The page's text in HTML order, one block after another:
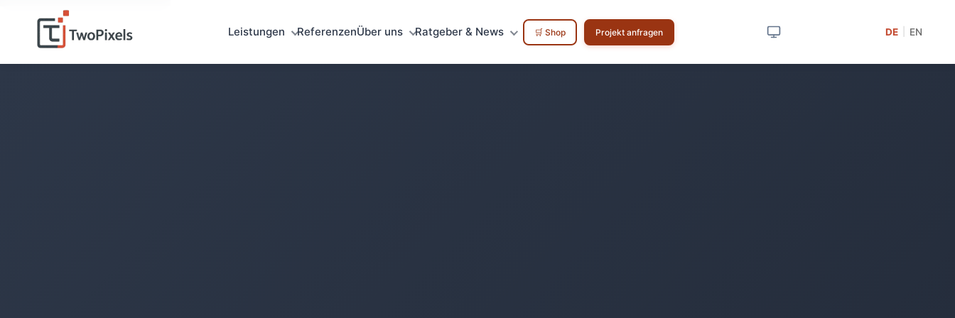
Leistungen ReferenzenÜber uns Ratgeber & News 🛒 Shop Projekt anfragen DE EN